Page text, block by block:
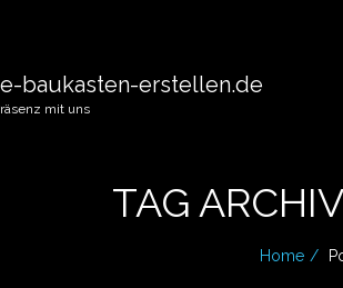
baukasten-erstellen.de
mit uns
TAG
Home